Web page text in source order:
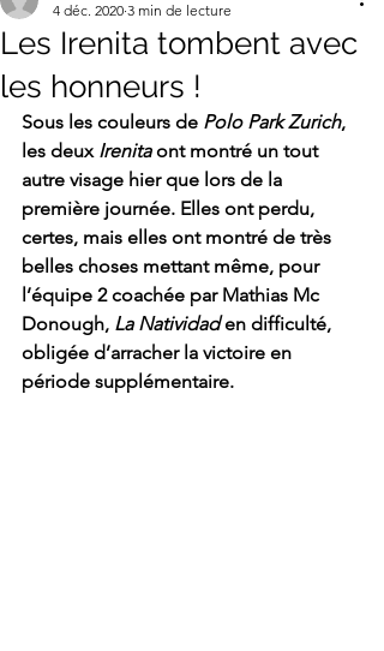
Les Irenita tombent avec
les honneurs !
4 déc. 2020 3 min de lecture
Sous les couleurs de Polo Park Zurich,
les deux Irenita ont montré un tout
autre visage hier que lors de la
première journée. Elles ont perdu,
certes, mais elles ont montré de très
belles choses mettant même, pour
l’équipe 2 coachée par Mathias Mc
Donough, La Natividad en difficulté,
obligée d’arracher la victoire en
période supplémentaire.